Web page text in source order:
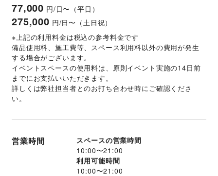
77,000 円/日〜（平日）
275,000 円/日〜（土日祝）
※上記の利用料金は税込の参考料金です
備品使用料、施工費等、スペース利用料以外の費用が発生
する場合がございます。
イベントスペースの使用料は、原則イベント実施の14日前
までにお支払いいただきます。
詳しくは弊社担当者とのお打ち合わせ時にご確認くださ
い。
営業時間
スペースの営業時間
10:00〜21:00
利用可能時間
10:00〜21:00